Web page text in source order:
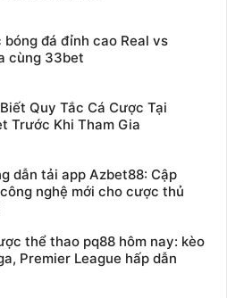
bóng đá đỉnh cao Real vs
cùng 33bet
Quy Tắc Cá Cược Tại
Trước Khi Tham Gia
dẫn tải app Azbet88: Cập
nghệ mới cho cược thủ
thể thao pq88 hôm nay: kèo
Premier League hấp dẫn